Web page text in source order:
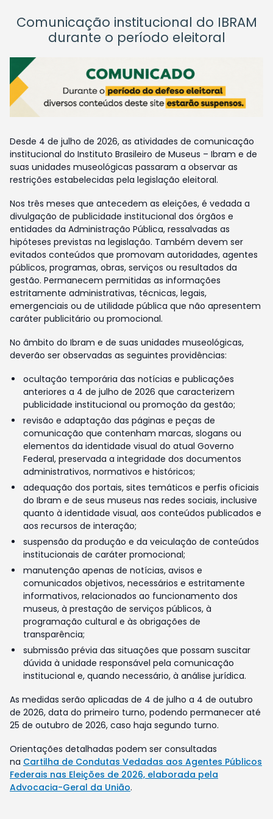
Comunicação institucional do IBRAM
durante o período eleitoral
Desde 4 de julho de 2026, as atividades de comunicação
institucional do Instituto Brasileiro de Museus – Ibram e de
suas unidades museológicas passaram a observar as
restrições estabelecidas pela legislação eleitoral.
Nos três meses que antecedem as eleições, é vedada a
divulgação de publicidade institucional dos órgãos e
entidades da Administração Pública, ressalvadas as
hipóteses previstas na legislação. Também devem ser
evitados conteúdos que promovam autoridades, agentes
públicos, programas, obras, serviços ou resultados da
gestão. Permanecem permitidas as informações
estritamente administrativas, técnicas, legais,
emergenciais ou de utilidade pública que não apresentem
caráter publicitário ou promocional.
No âmbito do Ibram e de suas unidades museológicas,
deverão ser observadas as seguintes providências:
ocultação temporária das notícias e publicações
anteriores a 4 de julho de 2026 que caracterizem
publicidade institucional ou promoção da gestão;
revisão e adaptação das páginas e peças de
comunicação que contenham marcas, slogans ou
elementos da identidade visual do atual Governo
Federal, preservada a integridade dos documentos
administrativos, normativos e históricos;
adequação dos portais, sites temáticos e perfis oficiais
do Ibram e de seus museus nas redes sociais, inclusive
quanto à identidade visual, aos conteúdos publicados e
aos recursos de interação;
suspensão da produção e da veiculação de conteúdos
institucionais de caráter promocional;
manutenção apenas de notícias, avisos e
comunicados objetivos, necessários e estritamente
informativos, relacionados ao funcionamento dos
museus, à prestação de serviços públicos, à
programação cultural e às obrigações de
transparência;
submissão prévia das situações que possam suscitar
dúvida à unidade responsável pela comunicação
institucional e, quando necessário, à análise jurídica.
As medidas serão aplicadas de 4 de julho a 4 de outubro
de 2026, data do primeiro turno, podendo permanecer até
25 de outubro de 2026, caso haja segundo turno.
Orientações detalhadas podem ser consultadas
na Cartilha de Condutas Vedadas aos Agentes Públicos
Federais nas Eleições de 2026, elaborada pela
Advocacia-Geral da União.